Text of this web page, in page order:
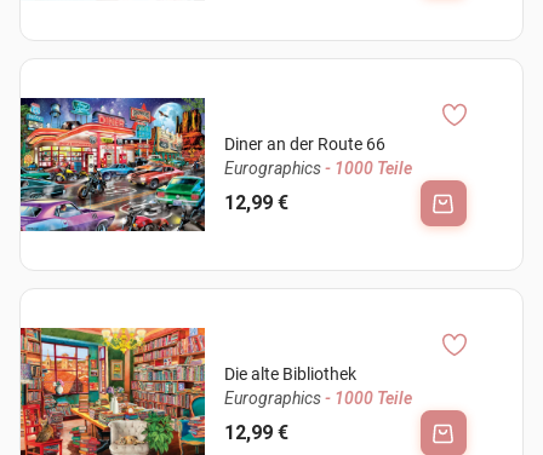
Diner an der Route 66
Eurographics- 1000 Teile
12,99 €
Die alte Bibliothek
Eurographics- 1000 Teile
12,99 €